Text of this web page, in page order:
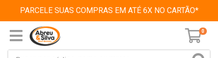
PARCELE SUAS COMPRAS EM ATÉ 6X NO CARTÃO*
0